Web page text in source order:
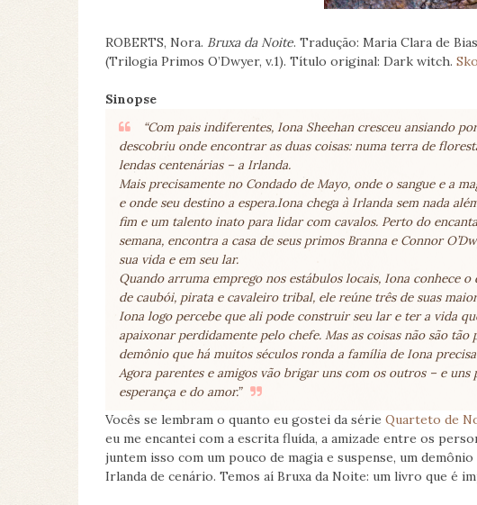
ROBERTS, Nora. Bruxa da Noite. Tradução: Maria Clara de
(Trilogia Primos O’Dwyer, v.1). Título original: Dark witch.
Sinopse
“Com pais indiferentes, Iona Sheehan cresceu ansiando
descobriu onde encontrar as duas coisas: numa terra de
lendas centenárias – a Irlanda.
Mais precisamente no Condado de Mayo, onde o sangue e a
e onde seu destino a espera.Iona chega à Irlanda sem nada
fim e um talento inato para lidar com cavalos. Perto do
semana, encontra a casa de seus primos Branna e Connor
sua vida e em seu lar.
Quando arruma emprego nos estábulos locais, Iona conhece
de caubói, pirata e cavaleiro tribal, ele reúne três de suas
Iona logo percebe que ali pode construir seu lar e ter a vida
apaixonar perdidamente pelo chefe. Mas as coisas não são
demônio que há muitos séculos ronda a família de Iona
Agora parentes e amigos vão brigar uns com os outros – e
esperança e do amor.”
Vocês se lembram o quanto eu gostei da série Quarteto de
eu me encantei com a escrita fluída, a amizade entre os
juntem isso com um pouco de magia e suspense, um
Irlanda de cenário. Temos aí Bruxa da Noite: um livro que é